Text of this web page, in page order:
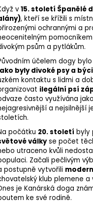
v15. století Španělé
, kteří se křížili s
ochrannými a
psům a pytlákům.
účelem dogy bylo
byly divoké psy a býci
kontaktu s lidmi a
ilegální psí
často využívána
a nejsilnější
počátku 20. století byly
válkyse počet
utraceno kvůli
Začali pečlivým
postupně vytvořili
klub plemene a
je Kanárská doga
ke své rodině.